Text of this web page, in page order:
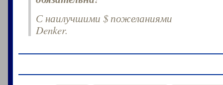
С наилучшими $ пожеланиями
Denker.